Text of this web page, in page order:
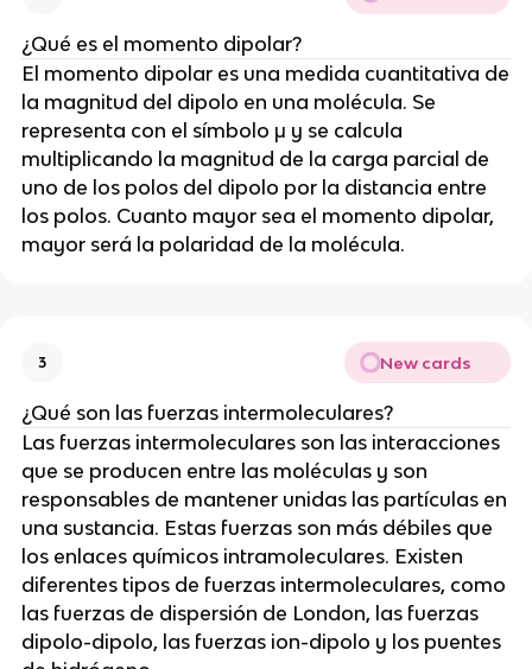
¿Qué es el momento dipolar?
El momento dipolar es una medida cuantitativa de
la magnitud del dipolo en una molécula. Se
representa con el símbolo μ y se calcula
multiplicando la magnitud de la carga parcial de
uno de los polos del dipolo por la distancia entre
los polos. Cuanto mayor sea el momento dipolar,
mayor será la polaridad de la molécula.
3 New cards
¿Qué son las fuerzas intermoleculares?
Las fuerzas intermoleculares son las interacciones
que se producen entre las moléculas y son
responsables de mantener unidas las partículas en
una sustancia. Estas fuerzas son más débiles que
los enlaces químicos intramoleculares. Existen
diferentes tipos de fuerzas intermoleculares, como
las fuerzas de dispersión de London, las fuerzas
dipolo-dipolo, las fuerzas ion-dipolo y los puentes